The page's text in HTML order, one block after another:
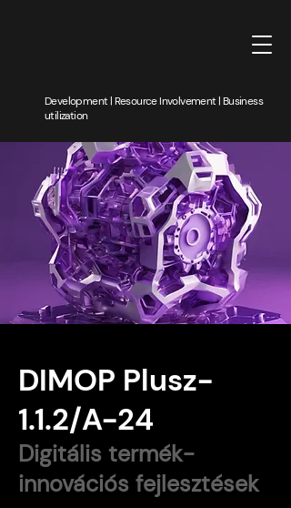
Development | Resource Involvement | Business
utilization
DIMOP Plusz-
1.1.2/A-24
Digitális termék-
innovációs fejlesztések